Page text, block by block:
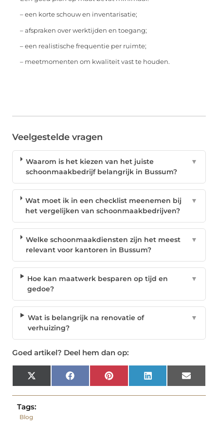
– een korte schouw en inventarisatie;
– afspraken over werktijden en toegang;
– een realistische frequentie per ruimte;
– meetmomenten om kwaliteit vast te houden.
Veelgestelde vragen
Waarom is het kiezen van het juiste
schoonmaakbedrijf belangrijk in Bussum?
▼
Wat moet ik in een checklist meenemen bij
het vergelijken van schoonmaakbedrijven?
▼
Welke schoonmaakdiensten zijn het meest
relevant voor kantoren in Bussum?
▼
Hoe kan maatwerk besparen op tijd en
gedoe?
▼
Wat is belangrijk na renovatie of
verhuizing?
▼
Goed artikel? Deel hem dan op:
X
(Twitter)
Facebook Pinterest LinkedIn Email
Tags:
Blog